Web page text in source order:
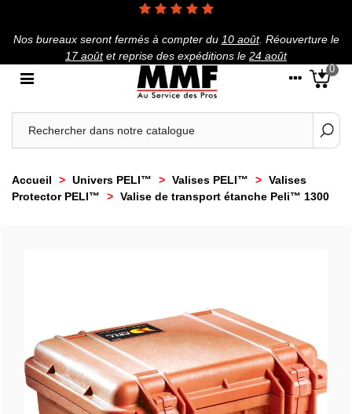
Nos bureaux seront fermés à compter du 10 août. Réouverture le
17 aoûtet reprise des expéditions le 24 août
0
Accueil > Univers PELI™ > Valises PELI™ > Valises
Protector PELI™
> Valise de transport étanche Peli™ 1300